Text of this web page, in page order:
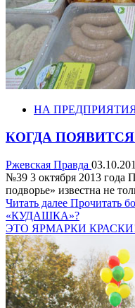
НА
КОГДА
Ржевская Правда
№39 3 октября 2013 года
подворье» известна не
Читать далее Прочитать
«КУДАШКА»?
ЭТО ЯРМАРКИ